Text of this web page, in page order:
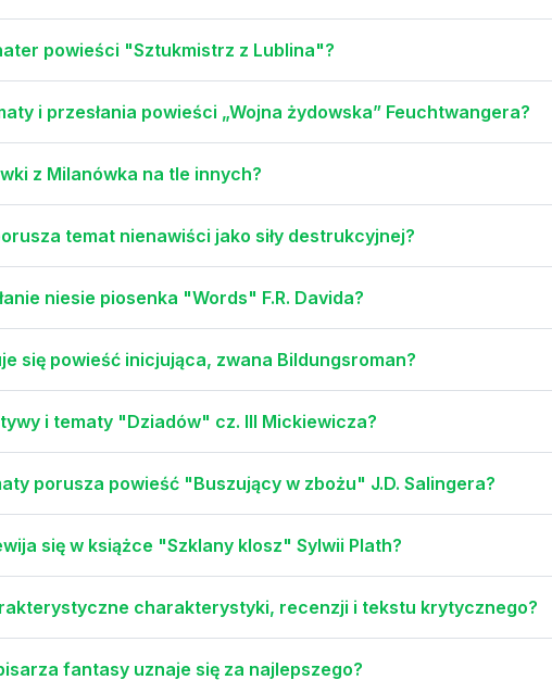
powieści "Sztukmistrz z Lublina"?
i przesłania powieści „Wojna żydowska” Feuchtwangera?
z Milanówka na tle innych?
temat nienawiści jako siły destrukcyjnej?
niesie piosenka "Words" F.R. Davida?
się powieść inicjująca, zwana Bildungsroman?
i tematy "Dziadów" cz. III Mickiewicza?
porusza powieść "Buszujący w zbożu" J.D. Salingera?
się w książce "Szklany klosz" Sylwii Plath?
charakterystyki, recenzji i tekstu krytycznego?
fantasy uznaje się za najlepszego?